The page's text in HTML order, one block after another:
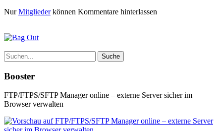
NurMitgliederkönnen Kommentare hinterlassen
Suche
Booster
FTP/FTPS/SFTP Manager online – externe Server sicher im
Browser verwalten